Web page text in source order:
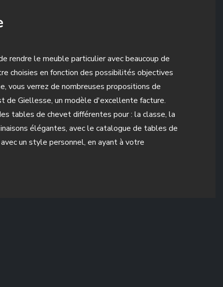
rendre le meuble particulier avec beaucoup de
choisies en fonction des possibilités objectives
vous verrez de nombreuses propositions de
de Giellesse, un modèle d'excellente facture.
tables de chevet différentes pour : la classe, la
élégantes, avec le catalogue de tables de
un style personnel, en ayant à votre